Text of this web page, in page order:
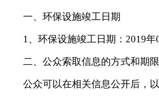
一、环保设施竣工日期
1、环保设施竣工日期：2019年
二、公众索取信息的方式和期限
公众可以在相关信息公开后，